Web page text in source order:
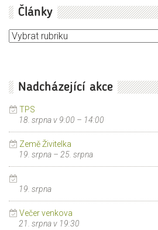
Články
Články
Nadcházející akce
TPS
18. srpna v 9:00 – 14:00
Země Živitelka
19. srpna – 25. srpna
19. srpna
Večer venkova
21. srpna v 19:30